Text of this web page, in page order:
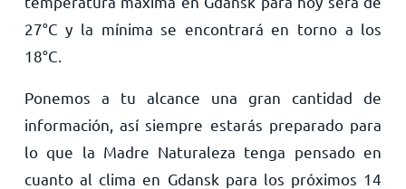
27°C y la mínima se encontrará en torno a los
18°C
Ponemos a tu alcance una gran cantidad de
información, así siempre estarás preparado para
lo que la Madre Naturaleza tenga pensado en
cuanto al clima en Gdansk para los próximos 14